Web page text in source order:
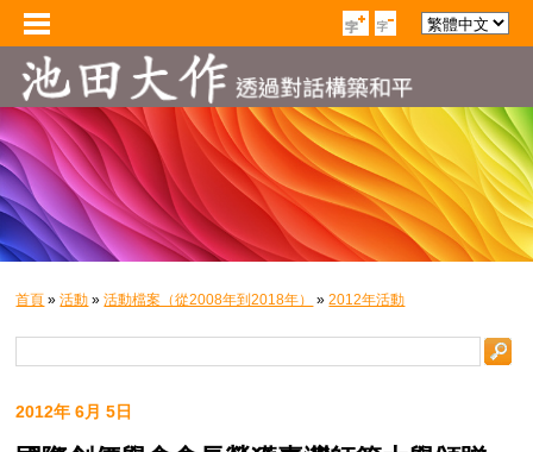
首頁 »活動 »活動檔案（從2008年到2018年） »2012年活動
2012年 6月 5日